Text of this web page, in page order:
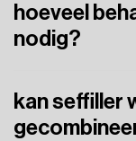
het als goed te
hoeveel
nodig?
kan seffiller